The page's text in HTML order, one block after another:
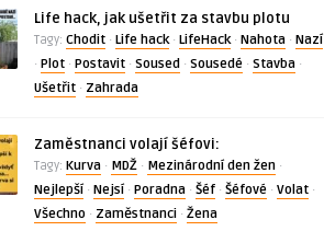
Life hack, jak ušetřit za stavbu plotu
Tagy: Chodit · Life hack· LifeHack· Nahota · Nazí
· Plot · Postavit · Soused · Sousedé · Stavba ·
Ušetřit · Zahrada
Zaměstnanci volají šéfovi:
Tagy: Kurva · MDŽ · Mezinárodní den žen ·
Nejlepší· Nejsí· Poradna · Šéf · Šéfové · Volat ·
Všechno · Zaměstnanci · Žena